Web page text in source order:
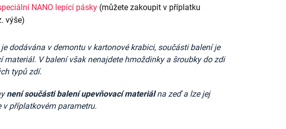
NANO lepící pásky (můžete zakoupit v příplatku
výše)
dodávána v demontu v kartonové krabici, součásti balení je
materiál. V balení však nenajdetehmoždinky a šroubky do zdi
typů zdí.
není součásti balení upevňovací materiálna zeď a lze jej
v příplatkovém parametru.